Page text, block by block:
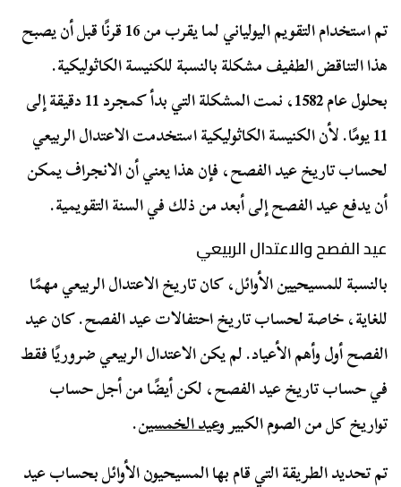
تم استخدام التقويم اليولياني لما يقرب من 16 قرنًا قبل أن يصبح
هذا التناقض الطفيف مشكلة بالنسبة للكنيسة الكاثوليكية.
بحلول عام 1582، نمت المشكلة التي بدأ كمجرد 11 دقيقة إلى
11 يومًا. لأن الكنيسة الكاثوليكية استخدمت الاعتدال الربيعي
لحساب تاريخ عيد الفصح، فإن هذا يعني أن الانجراف يمكن
أن يدفع عيد الفصح إلى أبعد من ذلك في السنة التقويمية.
عيد الفصح والاعتدال الربيعي
بالنسبة للمسيحيين الأوائل، كان تاريخ الاعتدال الربيعي مهمًا
للغاية، خاصة لحساب تاريخ احتفالات عيد الفصح. كان عيد
الفصح أول وأهم الأعياد. لم يكن الاعتدال الربيعي ضروريًا فقط
في حساب تاريخ عيد الفصح، لكن أيضًا من أجل حساب
تواريخ كل من الصوم الكبير وعيد الخمسين.
تم تحديد الطريقة التي قام بها المسيحيون الأوائل بحساب عيد